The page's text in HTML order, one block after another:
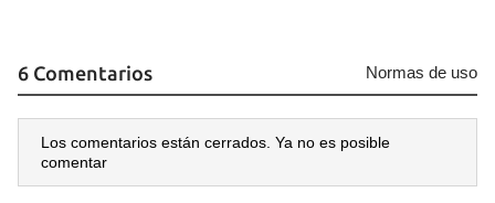
6 Comentarios Normas de uso
Los comentarios están cerrados. Ya no es posible
comentar